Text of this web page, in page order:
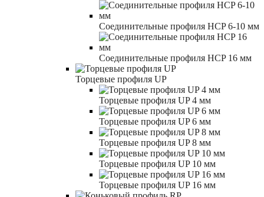
Соединительные профиля HCP 6-10 мм
Соединительные профиля HCP 16 мм
Торцевые профиля UP
Торцевые профиля UP 4 мм
Торцевые профиля UP 6 мм
Торцевые профиля UP 8 мм
Торцевые профиля UP 10 мм
Торцевые профиля UP 16 мм